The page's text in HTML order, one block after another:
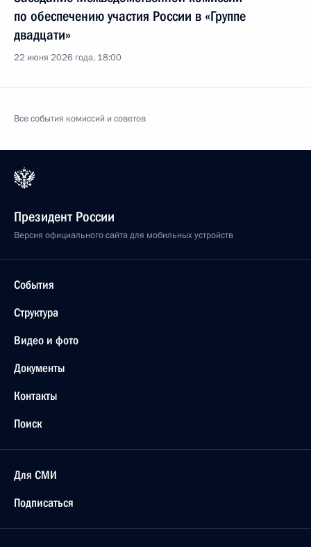
по обеспечению участия России в «Группе
двадцати»
22 июня 2026 года, 18:00
Все события комиссий и советов
Президент России
Версия официального сайта для мобильных устройств
События
Структура
Видео и фото
Документы
Контакты
Поиск
Для СМИ
Подписаться